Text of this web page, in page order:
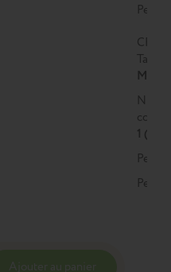
Peut
CP
Taille
M
Nbre
1 (M)
Peut
Peut